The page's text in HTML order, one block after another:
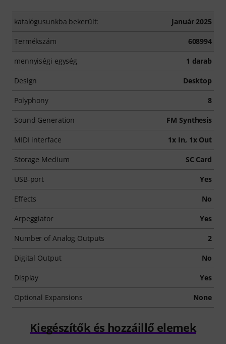
katalógusunkba bekerült: Január 2025
Termékszám 608994
mennyiségi egység 1 darab
Design Desktop
Polyphony 8
Sound Generation FM Synthesis
MIDI interface 1x In, 1x Out
Storage Medium SC Card
USB-port Yes
Effects No
Arpeggiator Yes
Number of Analog Outputs 2
Digital Output No
Display Yes
Optional Expansions None
Kiegészítők és hozzáillő elemek